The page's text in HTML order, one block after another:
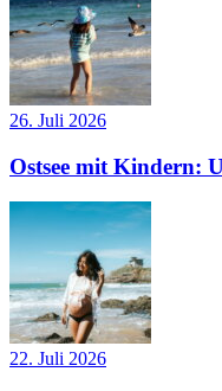
26. Juli 2026
Ostsee mit Kindern:
22. Juli 2026